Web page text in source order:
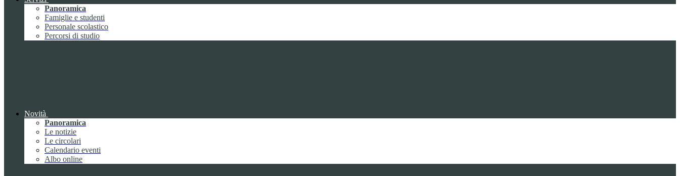
Panoramica
Famiglie e studenti
Personale scolastico
Percorsi di studio
Novità
Panoramica
Le notizie
Le circolari
Calendario eventi
Albo online